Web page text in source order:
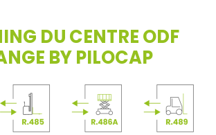
DU CENTRE ODF
BY PILOCAP